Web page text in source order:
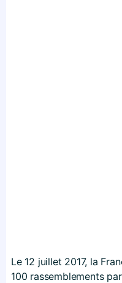
Le 12 juillet 2017, la
100 rassemblements